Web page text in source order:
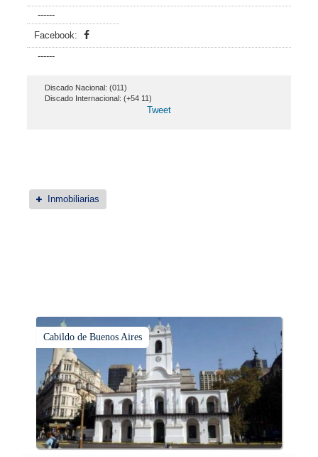
------
Facebook:
------
Discado Nacional: (011)
Discado Internacional: (+54 11)
Tweet
Inmobiliarias
Cabildo de Buenos Aires